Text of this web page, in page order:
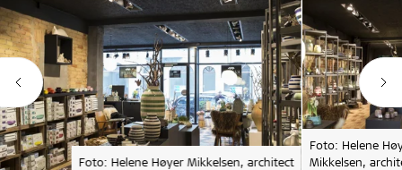
Foto: Helene Høyer Mikkelsen, architect
Foto: Helene
Mikkelsen,